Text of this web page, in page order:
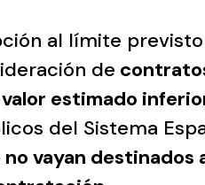
al límite
de
estimado
del Sistema
vayan